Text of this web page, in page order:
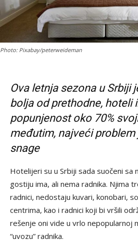
Photo: Pixabay/peterweideman
Ova letnja sezona u Srbiji
bolja od prethodne, hoteli
popunjenost oko 70%
međutim, najveći problem
snage
Hotelijeri su u Srbiji sada suočeni sa
gostiju ima, ali nema radnika. Njima
radnici, nedostaju kuvari, konobari,
centrima, kao i radnici koji bi vršili
rešenje oni vide u vrlo nepopularnoj
“uvozu” radnika.